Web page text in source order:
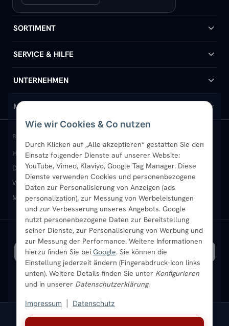
Wie wir Cookies & Co nutzen
Durch Klicken auf „Alle akzeptieren“ gestatten Sie den
Einsatz folgender Dienste auf unserer Website:
YouTube, Vimeo, Klaviyo, Google Tag Manager. Diese
Dienste verwenden Cookies und personenbezogene
Daten zur Personalisierung von Anzeigen (ads
personalization), zur Messung von Werbeleistungen
und zur Verbesserung unseres Angebots. Google
nutzt personenbezogene Daten zur Bereitstellung
seiner Dienste, zur Personalisierung von Werbung und
zur Messung der Performance. Weitere Informationen
hierzu finden Sie bei Google. Sie können die
Einstellung jederzeit ändern (Fingerabdruck-Icon links
unten). Weitere Details finden Sie unter Konfigurieren
und in unserer Datenschutzerklärung.
Impressum Datenschutz
SORTIMENT
Badheizkörper
Handtuchheizkörper
Design-Heizkörper
Paneelheizkörper
Vertikal-Heizkörper
Heizkörper-Zubehör
SERVICE & HILFE
Hilfe & Kontakt
Versand & Lieferung
Rückgabe & Widerruf
Garantie & Gewährleistung
Montageservice vor Ort
Sendung verfolgen
UNTERNEHMEN
Wir über uns
Standort & Abholung Jüchen
B2B-Kunden
Karriere
Ratgeber
Bestpreisgarantie
MEIN KONTO
Anmelden / Mein Konto
Merkliste
Newsletter
Aktuelle Angebote
BELIEBTE KATEGORIEN
Heizkörper kaufenBadheizkörperHandtuchheizkörper
Design-HeizkörperPaneelheizkörperVertikal-Heizkörper
Wandheizkörper Wohnraum-Heizkörper Badheizkörper Schwarz
Mischbetrieb-HeizkörperHeizkörper-ZubehörAktuelle Angebote
SICHERE ZAHLUNG VERSAND MIT